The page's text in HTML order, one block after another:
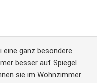
eine ganz besondere
besser auf Spiegel
sie im Wohnzimmer